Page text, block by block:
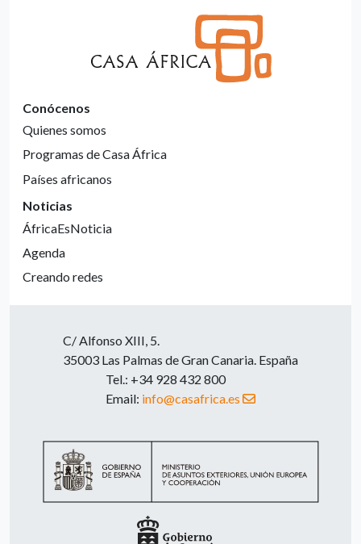
Conócenos
Quienes somos
Programas de Casa África
Países africanos
Noticias
ÁfricaEsNoticia
Agenda
Creando redes
C/ Alfonso XIII, 5.
35003 Las Palmas de Gran Canaria. España
Tel.: +34 928 432 800
Email: info@casafrica.es